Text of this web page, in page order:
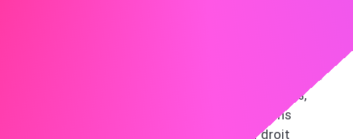
Chez JKL, j'ai dirigé le développement d'une stratégie
juridique qui a permis de réduire les litiges de 30%,
démontrant ma capacité à fournir des solutions
juridiques efficaces. Mes compétences en droit